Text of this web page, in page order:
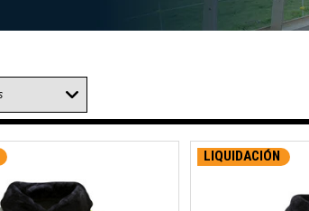
LIQUIDACIÓN